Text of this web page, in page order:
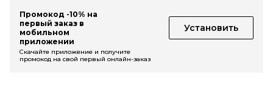
Промокод -10% на
первый заказ в
мобильном
приложении
Установить
Скачайте приложение и получите
промокод на свой первый онлайн-заказ